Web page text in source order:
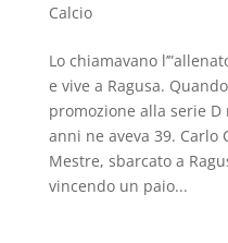
Calcio
Lo chiamavano
e vive a Ragusa.
promozione alla serie D
anni ne aveva 39. Carlo
Mestre, sbarcato a
vincendo un paio...